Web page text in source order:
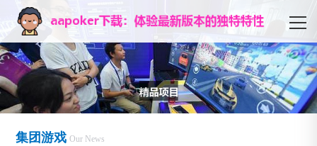
集团游戏 Our News